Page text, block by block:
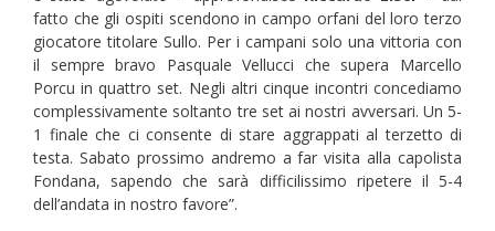
fatto che gli ospiti scendono in campo orfani del loro terzo
giocatore titolare Sullo. Per i campani solo una vittoria con
il sempre bravo Pasquale Vellucci che supera Marcello
Porcu in quattro set. Negli altri cinque incontri concediamo
complessivamente soltanto tre set ai nostri avversari. Un 5-
1 finale che ci consente di stare aggrappati al terzetto di
testa. Sabato prossimo andremo a far visita alla capolista
Fondana, sapendo che sarà difficilissimo ripetere il 5-4
dell’andata in nostro favore”.